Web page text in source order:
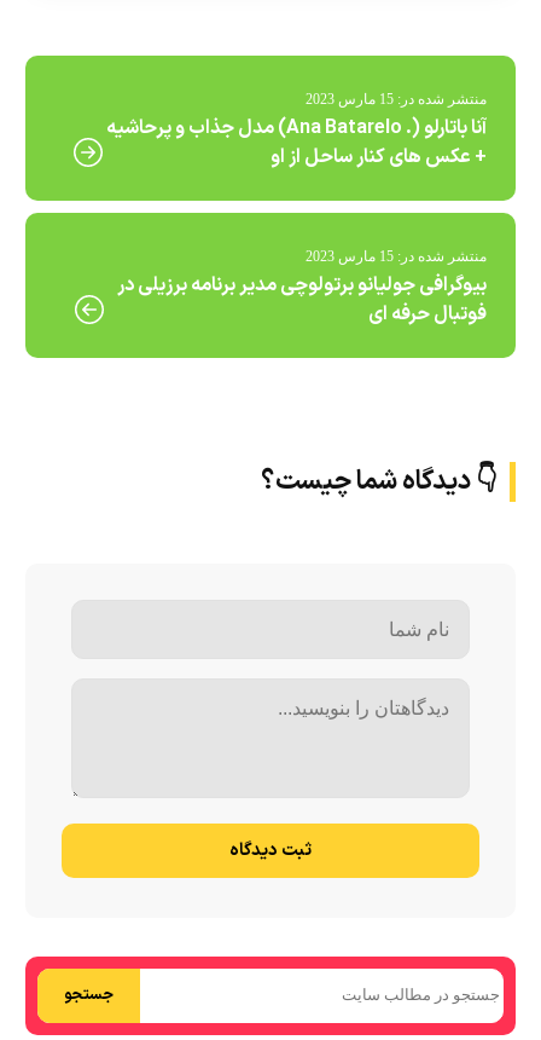
منتشر شده در: 15 مارس 2023
آنا باتارلو (. Ana Batarelo) مدل جذاب و پرحاشیه
+ عکس های کنار ساحل از او
منتشر شده در: 15 مارس 2023
بیوگرافی جولیانو برتولوچی مدیر برنامه برزیلی در
فوتبال حرفه ای
👇 دیدگاه شما چیست؟
ثبت دیدگاه
جستجو